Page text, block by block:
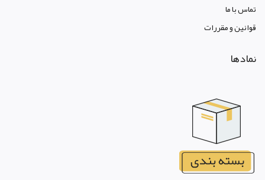
تماس با ما
قوانين و مقررات
نمادها